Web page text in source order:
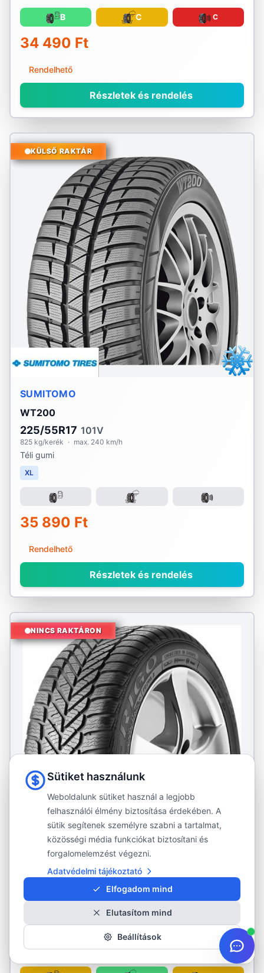
B C C
34 490 Ft
Rendelhető
Részletek és rendelés
KÜLSŐ RAKTÁR
SUMITOMO
WT200
225/55R17 101V
825 kg/kerék · max. 240 km/h
Téli gumi
XL
35 890 Ft
Rendelhető
Részletek és rendelés
NINCS RAKTÁRON
DEBICA
101V
825 kg/kerék
XL
Sütiket használunk
Weboldalunk sütiket használ a legjobb
felhasználói élmény biztosítása érdekében. A
sütik segítenek személyre szabni a tartalmat,
közösségi média funkciókat biztosítani és
forgalomelemzést végezni.
Adatvédelmi tájékoztató
Elfogadom mind
Elutasítom mind
Beállítások